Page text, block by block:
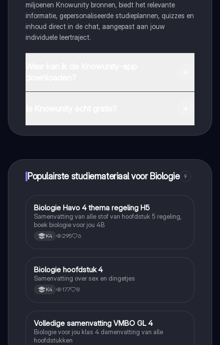
miljoenen Knowunity bronnen, biedt het relevante
informatie, gepersonaliseerde studieplannen, quizzes en
inhoud direct in de chat, aangepast aan jouw
individuele leertraject.
Populairste studiemateriaal voor Biologie 9
Biologie
Biologie Havo 4 thema regeling H5
Samenvatting van alle stof van hoofdstuk 5 regeling,
boek biologie voor jou 4B
K4 295 6
Biologie
Biologie hoofdstuk 4
Samenvatting over sex en dingetjes
K4 177 8
Biologie
Volledige samenvatting VMBO GL 4
Biologie voor jou klas 4 damenvatting van alle
hoofdstukken